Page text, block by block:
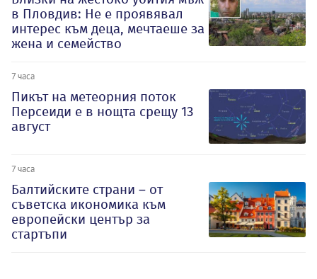
в Пловдив: Не е проявявал
интерес към деца, мечтаеше за
жена и семейство
7 часа
Пикът на метеорния поток
Персеиди е в нощта срещу 13
август
7 часа
Балтийските страни – от
съветска икономика към
европейски център за
стартъпи